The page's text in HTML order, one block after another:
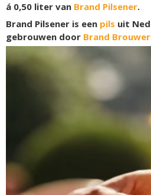
á 0,50 liter van Brand Pilsener.
Brand Pilsener is een pils uit
gebrouwen door Brand